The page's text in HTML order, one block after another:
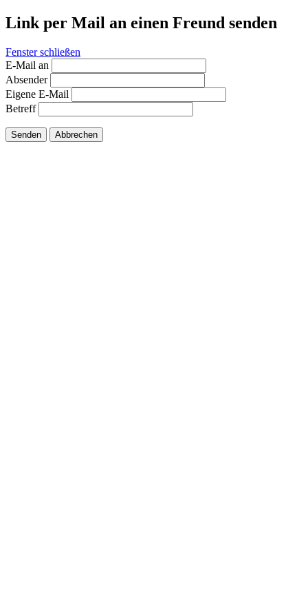
Link per Mail an einen Freund senden
Fenster schließen
E-Mail an
Absender
Eigene E-Mail
Betreff
Senden Abbrechen